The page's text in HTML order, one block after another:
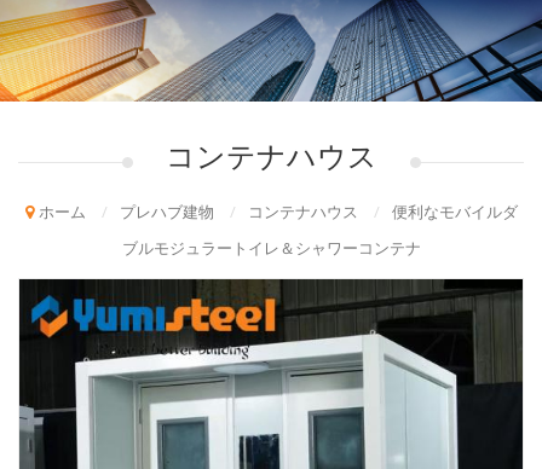
コンテナハウス
ホーム / プレハブ建物 / コンテナハウス /
便利なモバイルダ
ブルモジュラートイレ＆シャワーコンテナ